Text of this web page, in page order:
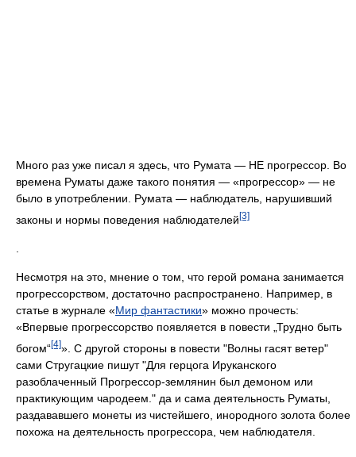
Много раз уже писал я здесь, что Румата — НЕ прогрессор. Во
времена Руматы даже такого понятия — «прогрессор» — не
было в употреблении. Румата — наблюдатель, нарушивший
законы и нормы поведения наблюдателей [3]
Несмотря на это, мнение о том, что герой романа занимается
прогрессорством, достаточно распространено. Например, в
статье в журнале «Мир фантастики» можно прочесть:
«Впервые прогрессорство появляется в повести „Трудно быть
богом“[4]». С другой стороны в повести "Волны гасят ветер"
сами Стругацкие пишут "Для герцога Ируканского
разоблаченный Прогрессор-землянин был демоном или
практикующим чародеем." да и сама деятельность Руматы,
раздававшего монеты из чистейшего, инородного золота более
похожа на деятельность прогрессора, чем наблюдателя.